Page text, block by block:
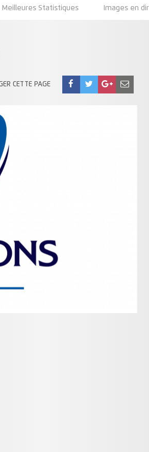
Meilleures Statistiques Images en
CETTE PAGE